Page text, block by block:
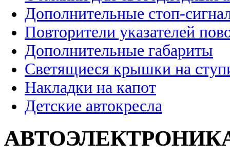
Дополнительные стоп-
Повторители указателей
Дополнительные габариты
Светящиеся крышки на
Накладки на капот
Детские автокресла